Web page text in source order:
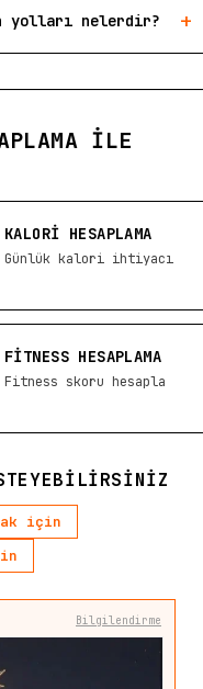
yolları nelerdir? +
ILE
KALORI HESAPLAMA
Günlük kalori ihtiyacı
FITNESS HESAPLAMA
Fitness skoru hesapla
için
Bilgilendirme